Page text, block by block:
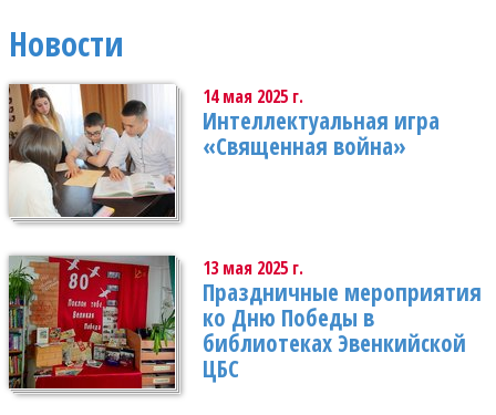
Новости
14 мая 2025 г.
Интеллектуальная игра
«Священная война»
13 мая 2025 г.
Праздничные мероприятия
ко Дню Победы в
библиотеках Эвенкийской
ЦБС